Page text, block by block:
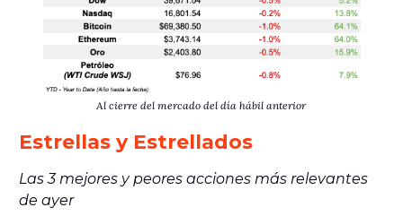
Al cierre del mercado del día hábil anterior
Estrellas y Estrellados
Las 3 mejores y peores acciones más relevantes
de ayer